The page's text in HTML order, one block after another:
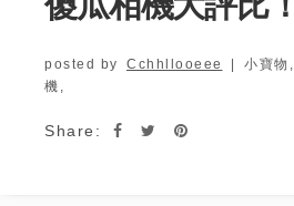
posted by Cchhllooeee 小寶物,
機,
Share: